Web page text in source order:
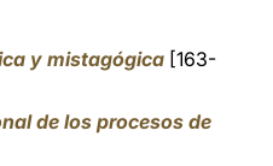
y mistagógica [163-
de los procesos de